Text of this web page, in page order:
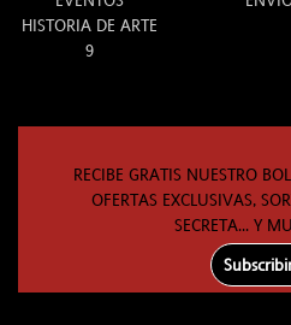
HISTORIA DE ARTE
9
RECIBE GRATIS NUESTRO
OFERTAS EXCLUSIVAS,
SECRETA... Y